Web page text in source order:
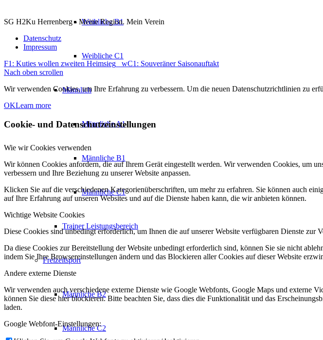
Weibliche B1
Weibliche C1
Männlich
Männliche A1
Männliche B1
Männliche C1
Trainer Leistungsbereich
Freizeitsport
Männliche B2
Männliche C2
SG H2Ku Herrenberg - Meine Region. Mein Verein
Datenschutz
Impressum
F1: Kuties wollen zweiten Heimsieg
wC1: Souveräner Saisonauftakt
Nach oben scrollen
Wir verwenden Cookies, um Ihre Erfahrung zu verbessern. Um die neuen Datenschutzrichtlinien zu
OKLearn more
Cookie- und Datenschutzeinstellungen
Wie wir Cookies verwenden
Wir können Cookies anfordern, die auf Ihrem Gerät eingestellt werden. Wir verwenden Cookies, um
verbessern und Ihre Beziehung zu unserer Website anpassen.
Klicken Sie auf die verschiedenen Kategorienüberschriften, um mehr zu erfahren. Sie können auch
auf Ihre Erfahrung auf unseren Websites und auf die Dienste haben kann, die wir anbieten können.
Wichtige Website Cookies
Diese Cookies sind unbedingt erforderlich, um Ihnen die auf unserer Website verfügbaren Dienste zur
Da diese Cookies zur Bereitstellung der Website unbedingt erforderlich sind, können Sie sie nicht
indem Sie Ihre Browsereinstellungen ändern und das Blockieren aller Cookies auf dieser Website
Andere externe Dienste
Wir verwenden auch verschiedene externe Dienste wie Google Webfonts, Google Maps und externe
können Sie diese hier blockieren. Bitte beachten Sie, dass dies die Funktionalität und das
laden.
Google Webfont-Einstellungen: